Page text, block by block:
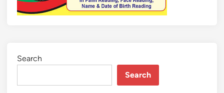
Search
Search